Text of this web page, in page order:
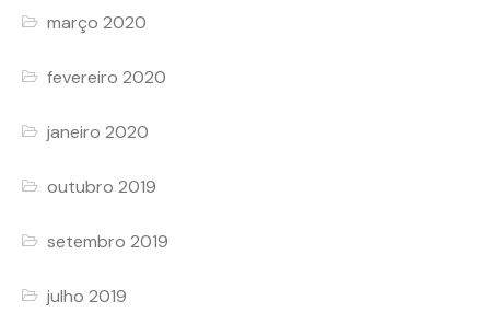
março 2020
fevereiro 2020
janeiro 2020
outubro 2019
setembro 2019
julho 2019